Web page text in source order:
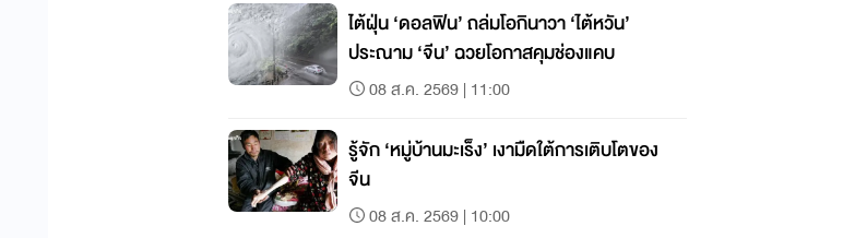
ไต้ฝุ่น ‘ดอลฟิน’ ถล่มโอกินาวา ‘ไต้หวัน’
ประณาม ‘จีน’ ฉวยโอกาสคุมช่องแคบ
08 ส.ค. 2569 | 11:00
รู้จัก ‘หมู่บ้านมะเร็ง’ เงามืดใต้การเติบโตของ
จีน
08 ส.ค. 2569 | 10:00